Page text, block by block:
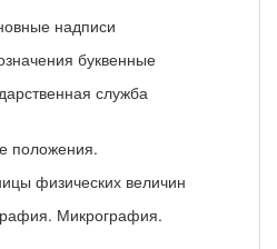
надписи
буквенные
служба
положения.
физических величин
Микрография.